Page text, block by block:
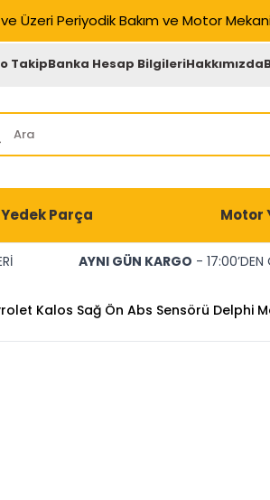
Üzeri Periyodik Bakım ve Motor
TakipBanka Hesap BilgileriHakkımızda
Parça Motor
AYNI GÜN KARGO - 17:00’DEN
Kalos Sağ Ön Abs Sensörü Delphi